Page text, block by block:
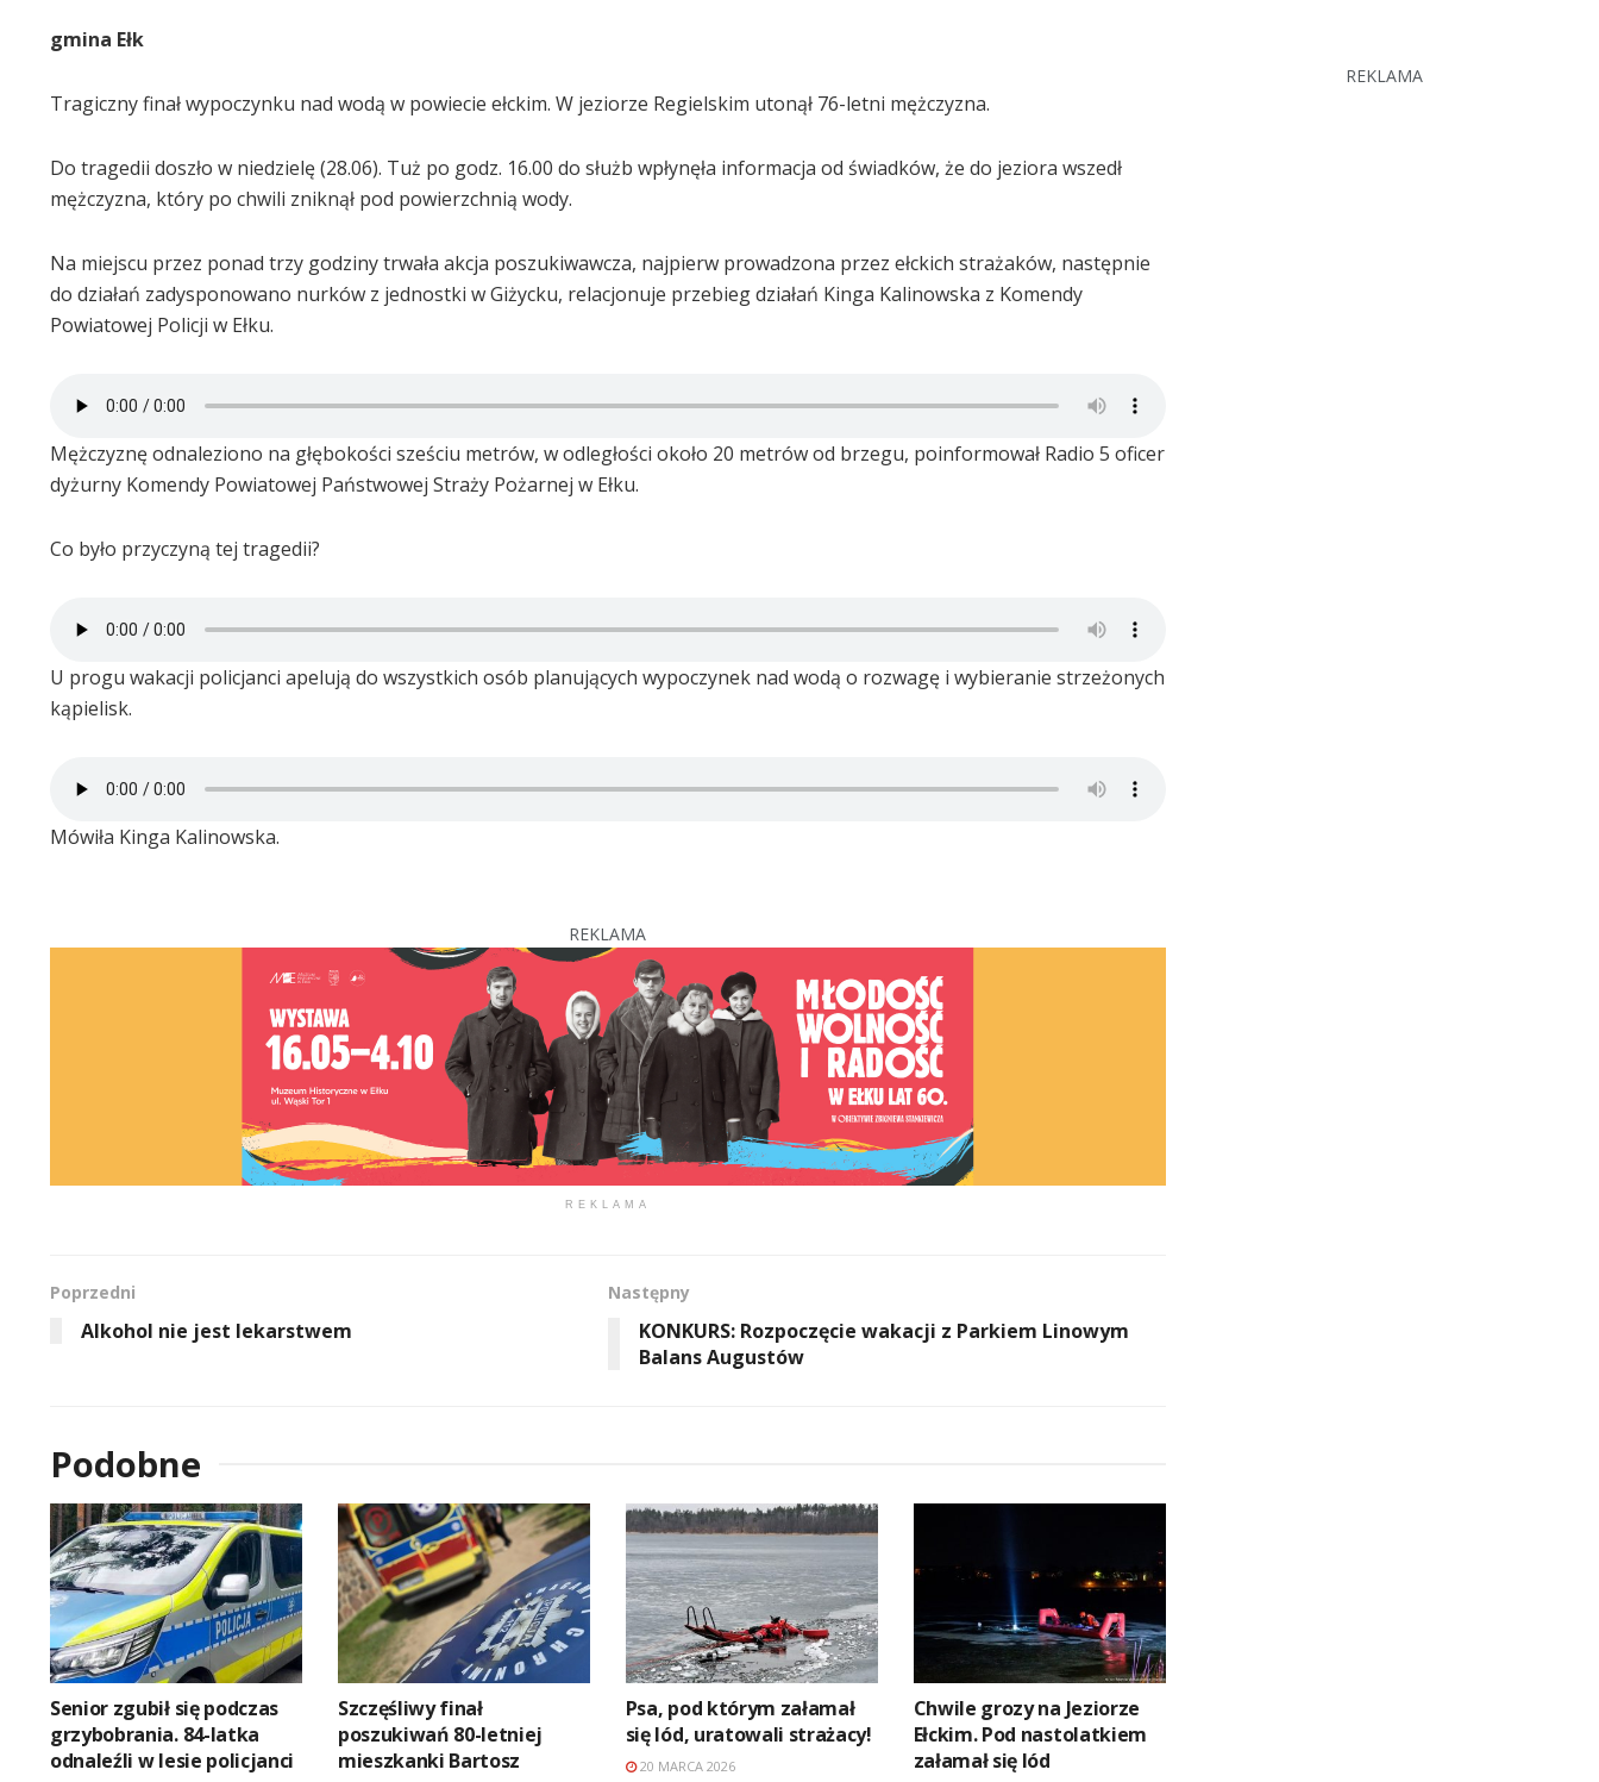
gmina Ełk
Tragiczny finał wypoczynku nad wodą w powiecie ełckim. W jeziorze Regielskim utonął 76-letni mężczyzna.
Do tragedii doszło w niedzielę (28.06). Tuż po godz. 16.00 do służb wpłynęła informacja od świadków, że do jeziora wszedł
mężczyzna, który po chwili zniknął pod powierzchnią wody.
Na miejscu przez ponad trzy godziny trwała akcja poszukiwawcza, najpierw prowadzona przez ełckich strażaków, następnie
do działań zadysponowano nurków z jednostki w Giżycku, relacjonuje przebieg działań Kinga Kalinowska z Komendy
Powiatowej Policji w Ełku.
Mężczyznę odnaleziono na głębokości sześciu metrów, w odległości około 20 metrów od brzegu, poinformował Radio 5 oficer
dyżurny Komendy Powiatowej Państwowej Straży Pożarnej w Ełku.
Co było przyczyną tej tragedii?
U progu wakacji policjanci apelują do wszystkich osób planujących wypoczynek nad wodą o rozwagę i wybieranie strzeżonych
kąpielisk.
Mówiła Kinga Kalinowska.
REKLAMA
REKLAMA
Poprzedni
Alkohol nie jest lekarstwem
Następny
KONKURS: Rozpoczęcie wakacji z Parkiem Linowym
Balans Augustów
Podobne
Senior zgubił się podczas
grzybobrania. 84-latka
odnaleźli w lesie policjanci
Szczęśliwy finał
poszukiwań 80-letniej
mieszkanki Bartosz
Psa, pod którym załamał
się lód, uratowali strażacy!
20 MARCA 2026
Chwile grozy na Jeziorze
Ełckim. Pod nastolatkiem
załamał się lód
REKLAMA